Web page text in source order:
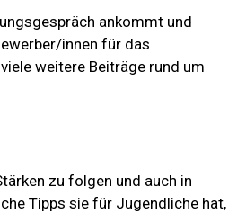
ankommt und
innen für das
weitere Beiträge rund um
zu folgen und auch in
Tipps sie für Jugendliche hat,